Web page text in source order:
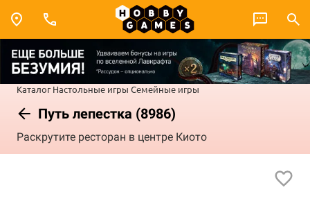
Каталог Настольные игры Семейные игры
Путь лепестка (8986)
Раскрутите ресторан в центре Киото